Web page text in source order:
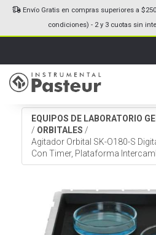
Envío Gratis en compras superiores a
condiciones) - 2 y 3 cuotas sin
EQUIPOS DE LABORATORIO
/ ORBITALES /
Agitador Orbital SK-O180-S
Con Timer, Plataforma